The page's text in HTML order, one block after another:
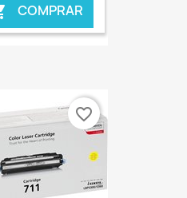
COMPRAR
favorite_border